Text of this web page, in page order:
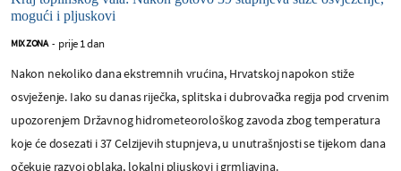
mogući i pljuskovi
MIX ZONA - prije 1 dan
Nakon nekoliko dana ekstremnih vrućina, Hrvatskoj napokon stiže
osvježenje. Iako su danas riječka, splitska i dubrovačka regija pod crvenim
upozorenjem Državnog hidrometeorološkog zavoda zbog temperatura
koje će dosezati i 37 Celzijevih stupnjeva, u unutrašnjosti se tijekom dana
očekuje razvoj oblaka, lokalni pljuskovi i grmljavina.